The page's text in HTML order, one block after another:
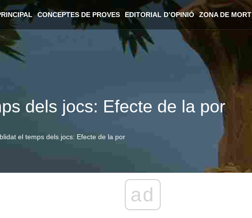
CONCEPTES DE PROVES EDITORIAL D’OPINIÓ ZONA DE MORT
dels jocs: Efecte de la por
el temps dels jocs: Efecte de la por
ad